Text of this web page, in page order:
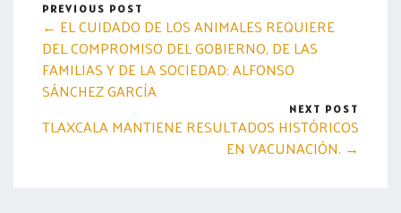
PREVIOUS POST
← EL CUIDADO DE LOS ANIMALES REQUIERE
DEL COMPROMISO DEL GOBIERNO, DE LAS
FAMILIAS Y DE LA SOCIEDAD: ALFONSO
SÁNCHEZ GARCÍA
NEXT POST
TLAXCALA MANTIENE RESULTADOS HISTÓRICOS
EN VACUNACIÓN. →